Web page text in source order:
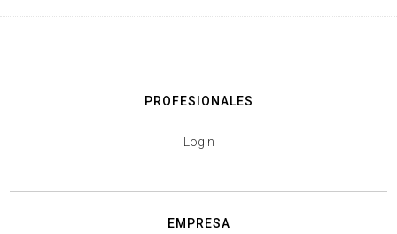
PROFESIONALES
Login
EMPRESA